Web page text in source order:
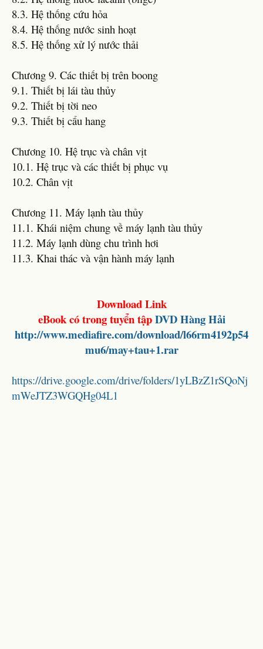
8.3. Hệ thống cứu hỏa
8.4. Hệ thống nước sinh hoạt
8.5. Hệ thống xử lý nước thải
Chương 9. Các thiết bị trên boong
9.1. Thiết bị lái tàu thủy
9.2. Thiết bị tời neo
9.3. Thiết bị cẩu hang
Chương 10. Hệ trục và chân vịt
10.1. Hệ trục và các thiết bị phục vụ
10.2. Chân vịt
Chương 11. Máy lạnh tàu thủy
11.1. Khái niệm chung về máy lạnh tàu thủy
11.2. Máy lạnh dùng chu trình hơi
11.3. Khai thác và vận hành máy lạnh
Download Link
eBook có trong tuyển tậpDVD Hàng Hải
http://www.mediafire.com/download/l66rm4192p54
mu6/may+tau+1.rar
https://drive.google.com/drive/folders/1yLBzZ1rSQoNj
mWeJTZ3WGQHg04L1